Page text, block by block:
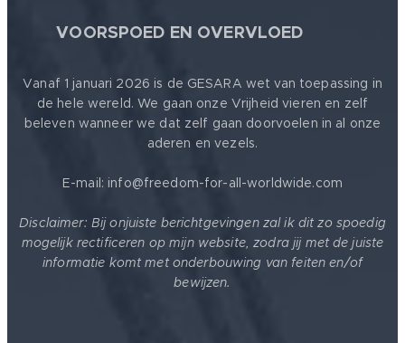
VOORSPOED EN OVERVLOED
Vanaf 1 januari 2026 is de GESARA wet van toepassing in
de hele wereld. We gaan onze Vrijheid vieren en zelf
beleven wanneer we dat zelf gaan doorvoelen in al onze
aderen en vezels.
E-mail: info@freedom-for-all-worldwide.com
Disclaimer: Bij onjuiste berichtgevingen zal ik dit zo spoedig
mogelijk rectificeren op mijn website, zodra jij met de juiste
informatie komt met onderbouwing van feiten en/of
bewijzen.